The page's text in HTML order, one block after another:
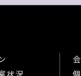
状況